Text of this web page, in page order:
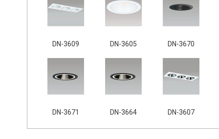
DN-3609 DN-3605 DN-3670
DN-3671 DN-3664 DN-3607